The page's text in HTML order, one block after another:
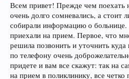
Всем привет! Прежде чем поехать
очень долго сомневались, а стоит
собирали информацию о
приехали на прием. Первое, что
решила позвонить и уточнить
по телефону очень
придете и вам все скажут: так на
на прием в поликлинику, все